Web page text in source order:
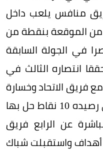
منافس يلعب داخل
من الموقعة بنقطة من
في الجولة السابقة
القادسية 2/‏0 محققا انتصاره الثالث في
فريق الاتحاد وخسارة
من فريق الشباب ليجمع في رصيده 10 نقاط حل بها
عن الرابع فريق
الاتفاق، وسجل مهاجموه 10 أهداف واستقبلت شباك